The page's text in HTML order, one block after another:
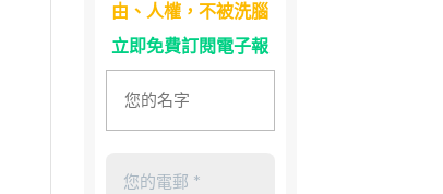
由、人權，不被洗腦
立即免費訂閱電子報